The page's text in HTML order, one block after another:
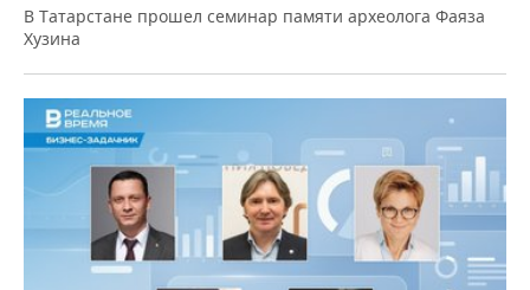
В Татарстане прошел семинар памяти археолога Фаяза
Хузина